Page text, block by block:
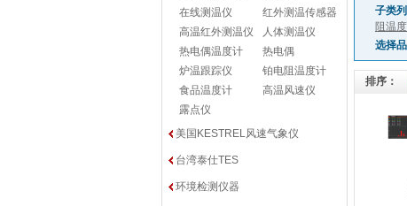
在线测温仪
红外测温传感器
高温红外测温仪
人体测温仪
热电偶温度计
热电偶
炉温跟踪仪
铂电阻温度计
食品温度计
高温风速仪
露点仪
美国KESTREL风速气象仪
台湾泰仕TES
环境检测仪器
子类列
阻温
选择品
排序：